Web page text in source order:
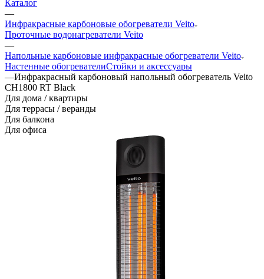
Каталог
—
Инфракрасные карбоновые обогреватели Veito
Проточные водонагреватели Veito
—
Напольные карбоновые инфракрасные обогреватели Veito
Настенные обогревателиСтойки и аксессуары
—Инфракрасный карбоновый напольный обогреватель Veito
CH1800 RT Black
Для дома / квартиры
Для террасы / веранды
Для балкона
Для офиса